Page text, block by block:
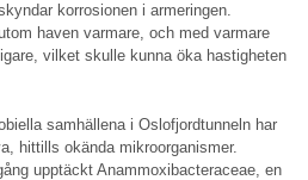
korrosionen i armeringen.
haven varmare, och med varmare
vilket skulle kunna öka hastigheten
samhällena i Oslofjordtunneln har
hittills okända mikroorganismer.
upptäckt Anammoxibacteraceae, en